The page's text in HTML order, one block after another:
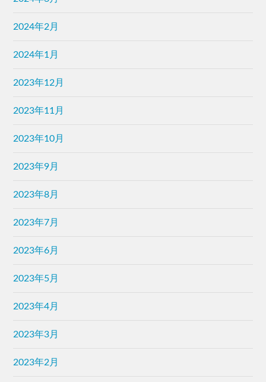
2024年2月
2024年1月
2023年12月
2023年11月
2023年10月
2023年9月
2023年8月
2023年7月
2023年6月
2023年5月
2023年4月
2023年3月
2023年2月